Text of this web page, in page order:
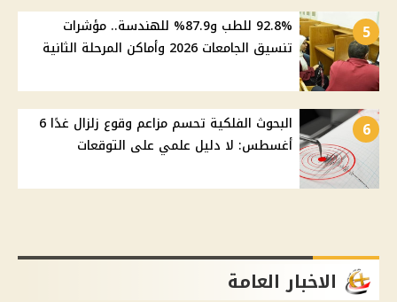
5
92.8% للطب و87.9% للهندسة.. مؤشرات
تنسيق الجامعات 2026 وأماكن المرحلة الثانية
6
البحوث الفلكية تحسم مزاعم وقوع زلزال غدًا 6
أغسطس: لا دليل علمي على التوقعات
الاخبار العامة